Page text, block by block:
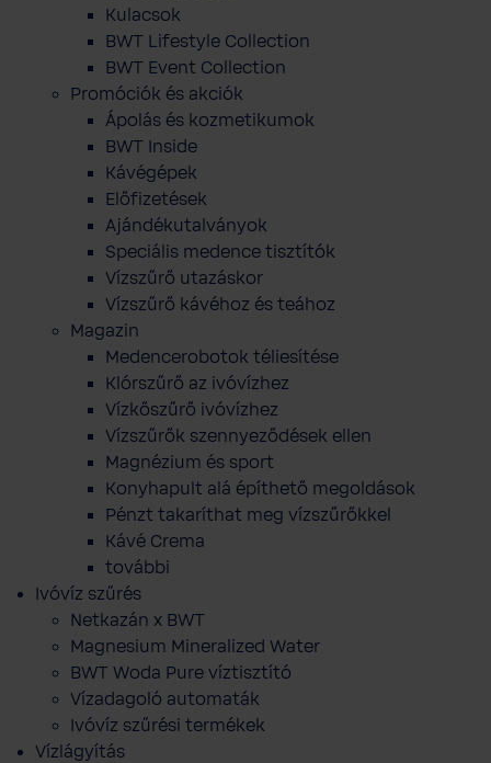
Kulacsok
BWT Lifestyle Collection
BWT Event Collection
Promóciók és akciók
Ápolás és kozmetikumok
BWT Inside
Kávégépek
Előfizetések
Ajándékutalványok
Speciális medence tisztítók
Vízszűrő utazáskor
Vízszűrő kávéhoz és teához
Magazin
Medencerobotok téliesítése
Klórszűrő az ivóvízhez
Vízkőszűrő ivóvízhez
Vízszűrők szennyeződések ellen
Magnézium és sport
Konyhapult alá építhető megoldások
Pénzt takaríthat meg vízszűrőkkel
Kávé Crema
további
Ivóvíz szűrés
Netkazán x BWT
Magnesium Mineralized Water
BWT Woda Pure víztisztító
Vízadagoló automaták
Ivóvíz szűrési termékek
Vízlágyítás